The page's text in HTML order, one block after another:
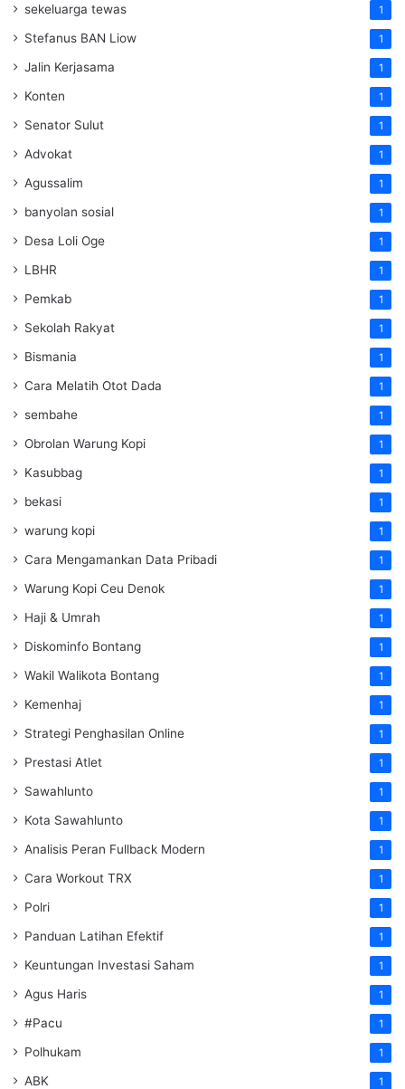
sekeluarga tewas 1
Stefanus BAN Liow 1
Jalin Kerjasama 1
Konten 1
Senator Sulut 1
Advokat 1
Agussalim 1
banyolan sosial 1
Desa Loli Oge 1
LBHR 1
Pemkab 1
Sekolah Rakyat 1
Bismania 1
Cara Melatih Otot Dada 1
sembahe 1
Obrolan Warung Kopi 1
Kasubbag 1
bekasi 1
warung kopi 1
Cara Mengamankan Data Pribadi 1
Warung Kopi Ceu Denok 1
Haji & Umrah 1
Diskominfo Bontang 1
Wakil Walikota Bontang 1
Kemenhaj 1
Strategi Penghasilan Online 1
Prestasi Atlet 1
Sawahlunto 1
Kota Sawahlunto 1
Analisis Peran Fullback Modern 1
Cara Workout TRX 1
Polri 1
Panduan Latihan Efektif 1
Keuntungan Investasi Saham 1
Agus Haris 1
#Pacu 1
Polhukam 1
ABK 1